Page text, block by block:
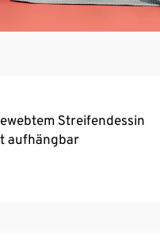
Streifendessin
aufhängbar